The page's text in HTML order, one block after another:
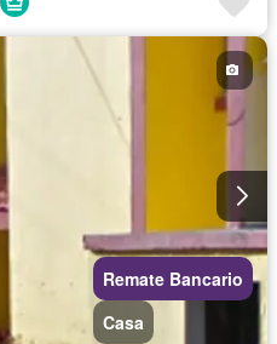
Remate Bancario
Casa